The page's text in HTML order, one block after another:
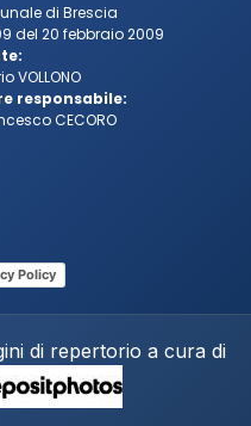
di Brescia
del 20 febbraio 2009
VOLLONO
responsabile:
CECORO
Policy
di repertorio a cura di